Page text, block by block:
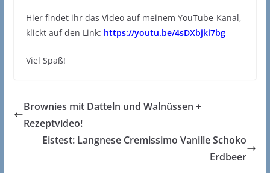
Hier findet ihr das Video auf meinem YouTube-Kanal,
klickt auf den Link: https://youtu.be/4sDXbjki7bg
Viel Spaß!
Brownies mit Datteln und Walnüssen +
Rezeptvideo!
Eistest: Langnese Cremissimo Vanille Schoko
Erdbeer